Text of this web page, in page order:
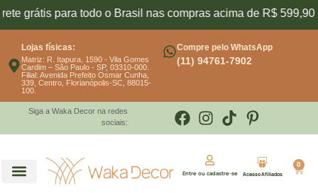
grátis para todo o Brasil nas compras acima de R$ 599,90
Lojas físicas:
Matriz: R. Itapura, 1590 - Vila Gomes
Cardim – São Paulo - SP, 03310-000.
Filial: Avenida Prefeito Osmar Cunha,
339, Centro, Florianópolis-SC, 88015-
100.
Compre pelo WhatsApp
(11) 94761-7902
Siga a Waka Decor na redes
sociais:
Entre ou cadastre-se Acesso Afiliados
0